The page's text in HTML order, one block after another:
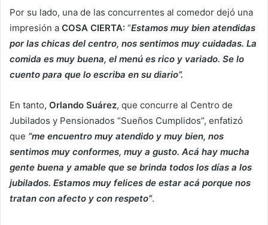
Por su lado, una de las concurrentes al comedor dejó una
impresión a COSA CIERTA: “Estamos muy bien atendidas
por las chicas del centro, nos sentimos muy cuidadas. La
comida es muy buena, el menú es rico y variado. Se lo
cuento para que lo escriba en su diario”.
En tanto, Orlando Suárez, que concurre al Centro de
Jubilados y Pensionados “Sueños Cumplidos”, enfatizó
que “me encuentro muy atendido y muy bien, nos
sentimos muy conformes, muy a gusto. Acá hay mucha
gente buena y amable que se brinda todos los días a los
jubilados. Estamos muy felices de estar acá porque nos
tratan con afecto y con respeto”.